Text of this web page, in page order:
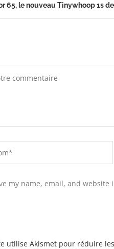
65, le nouveau Tinywhoop 1s
my name, email, and
utilise Akismet pour réduire